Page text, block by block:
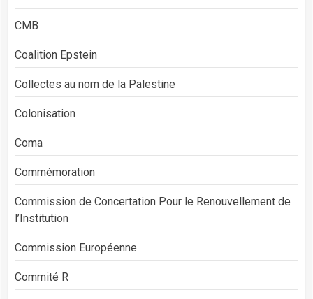
CMB
Coalition Epstein
Collectes au nom de la Palestine
Colonisation
Coma
Commémoration
Commission de Concertation Pour le Renouvellement de
l’Institution
Commission Européenne
Commité R